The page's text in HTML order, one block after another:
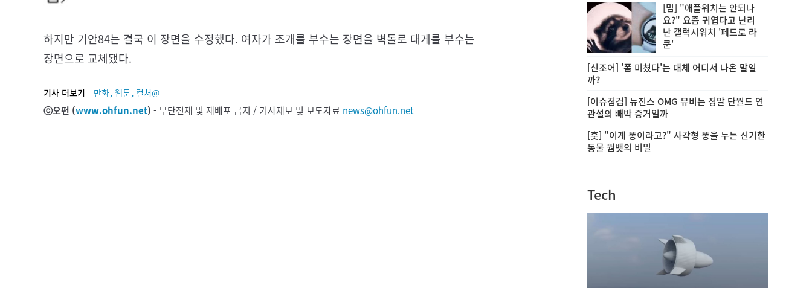
하지만 기안84는 결국 이 장면을 수정했다. 여자가 조개를 부수는 장면을 벽돌로 대게를 부수는
장면으로 교체됐다.
기사 더보기 만화, 웹툰, 컬처@
ⓒ오펀 (www.ohfun.net) - 무단전재 및 재배포 금지 / 기사제보 및 보도자료 news@ohfun.net
[밈] "애플워치는 안되나
요?" 요즘 귀엽다고 난리
난 갤럭시워치 '페드로 라
쿤'
[신조어] '폼 미쳤다'는 대체 어디서 나온 말일
까?
[이슈점검] 뉴진스 OMG 뮤비는 정말 단월드 연
관설의 빼박 증거일까
[훗] "이게 똥이라고?" 사각형 똥을 누는 신기한
동물 웜뱃의 비밀
Tech